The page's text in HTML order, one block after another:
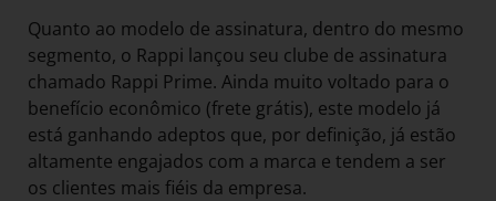
Quanto ao modelo de assinatura, dentro do mesmo
segmento, o Rappi lançou seu clube de assinatura
chamado Rappi Prime. Ainda muito voltado para o
benefício econômico (frete grátis), este modelo já
está ganhando adeptos que, por definição, já estão
altamente engajados com a marca e tendem a ser
os clientes mais fiéis da empresa.